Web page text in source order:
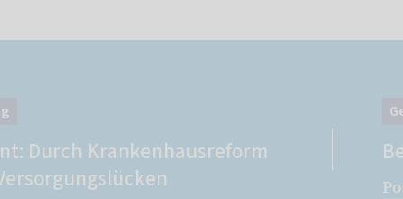
Durch Krankenhausreform